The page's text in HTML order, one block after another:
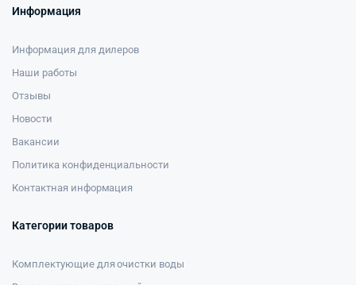
Информация
Информация для дилеров
Наши работы
Отзывы
Новости
Вакансии
Политика конфиденциальности
Контактная информация
Категории товаров
Комплектующие для очистки воды